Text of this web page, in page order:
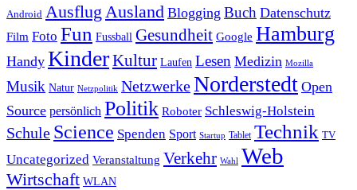
Android Ausflug Ausland Blogging Buch Datenschutz
Film Foto Fun Fussball Gesundheit Google Hamburg
Handy KinderKultur Laufen Lesen Medizin Mozilla
Musik Natur Netzpolitik NetzwerkeNorderstedt Open
Source persönlich Politik Roboter Schleswig-Holstein
Schule Science Spenden Sport Startup Tablet Technik TV
Uncategorized Veranstaltung Verkehr Wahl Web
Wirtschaft WLAN